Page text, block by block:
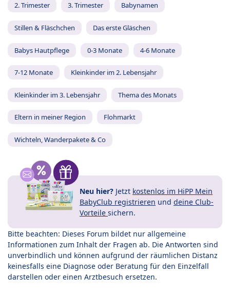
2. Trimester 3. Trimester Babynamen
Stillen & Fläschchen Das erste Gläschen
Babys Hautpflege 0-3 Monate 4-6 Monate
7-12 Monate Kleinkinder im 2. Lebensjahr
Kleinkinder im 3. Lebensjahr Thema des Monats
Eltern in meiner Region Flohmarkt
Wichteln, Wanderpakete & Co
Neu hier? Jetzt kostenlos im HiPP Mein
BabyClub registrieren und deine Club-
Vorteile sichern.
Bitte beachten: Dieses Forum bildet nur allgemeine
Informationen zum Inhalt der Fragen ab. Die Antworten sind
unverbindlich und können aufgrund der räumlichen Distanz
keinesfalls eine Diagnose oder Beratung für den Einzelfall
darstellen oder einen Arztbesuch ersetzen.